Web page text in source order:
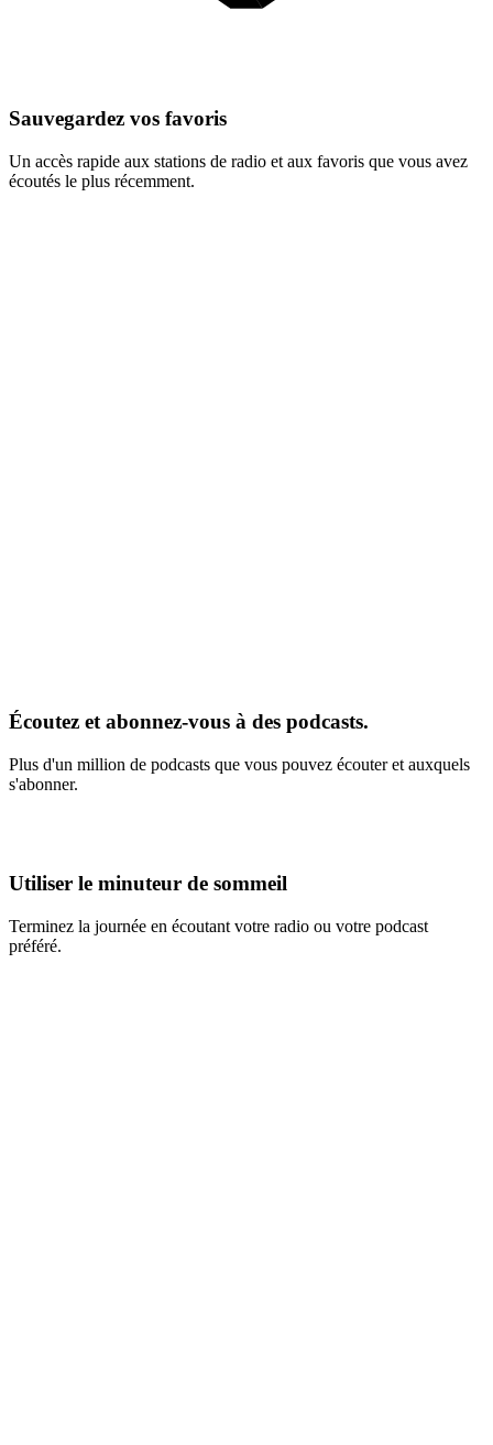
Sauvegardez vos favoris
Un accès rapide aux stations de radio et aux favoris que vous avez
écoutés le plus récemment.
Écoutez et abonnez-vous à des podcasts.
Plus d'un million de podcasts que vous pouvez écouter et auxquels
s'abonner.
Utiliser le minuteur de sommeil
Terminez la journée en écoutant votre radio ou votre podcast
préféré.